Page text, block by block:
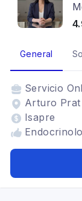
General
Servicio
Arturo Prat
Isapre